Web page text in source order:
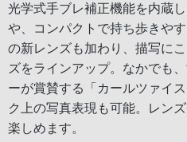
光学式手ブレ補正機能を内蔵
や、コンパクトで持ち歩きや
の新レンズも加わり、描写に
ズをラインアップ。なかでも
ーが賞賛する「カールツァイ
ク上の写真表現も可能。レン
楽しめます。